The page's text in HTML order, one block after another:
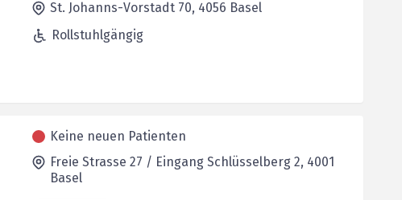
St. Johanns-Vorstadt 70, 4056 Basel
Rollstuhlgängig
Keine neuen Patienten
Freie Strasse 27 / Eingang Schlüsselberg 2, 4001
Basel